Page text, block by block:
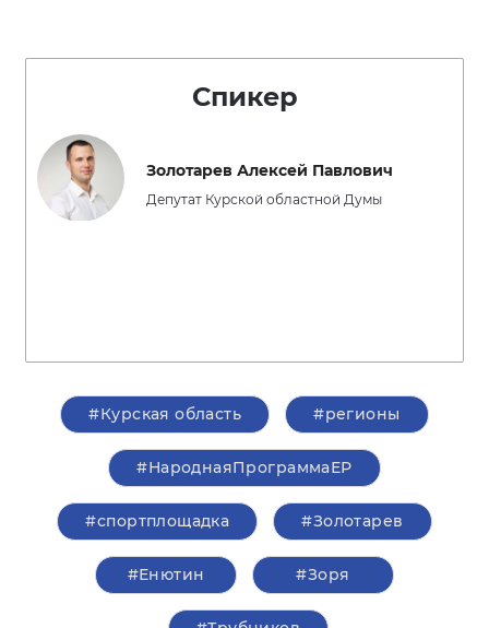
Спикер
Золотарев Алексей Павлович
Депутат Курской областной Думы
#Курская область #регионы
#НароднаяПрограммаЕР
#спортплощадка #Золотарев
#Енютин #Зоря